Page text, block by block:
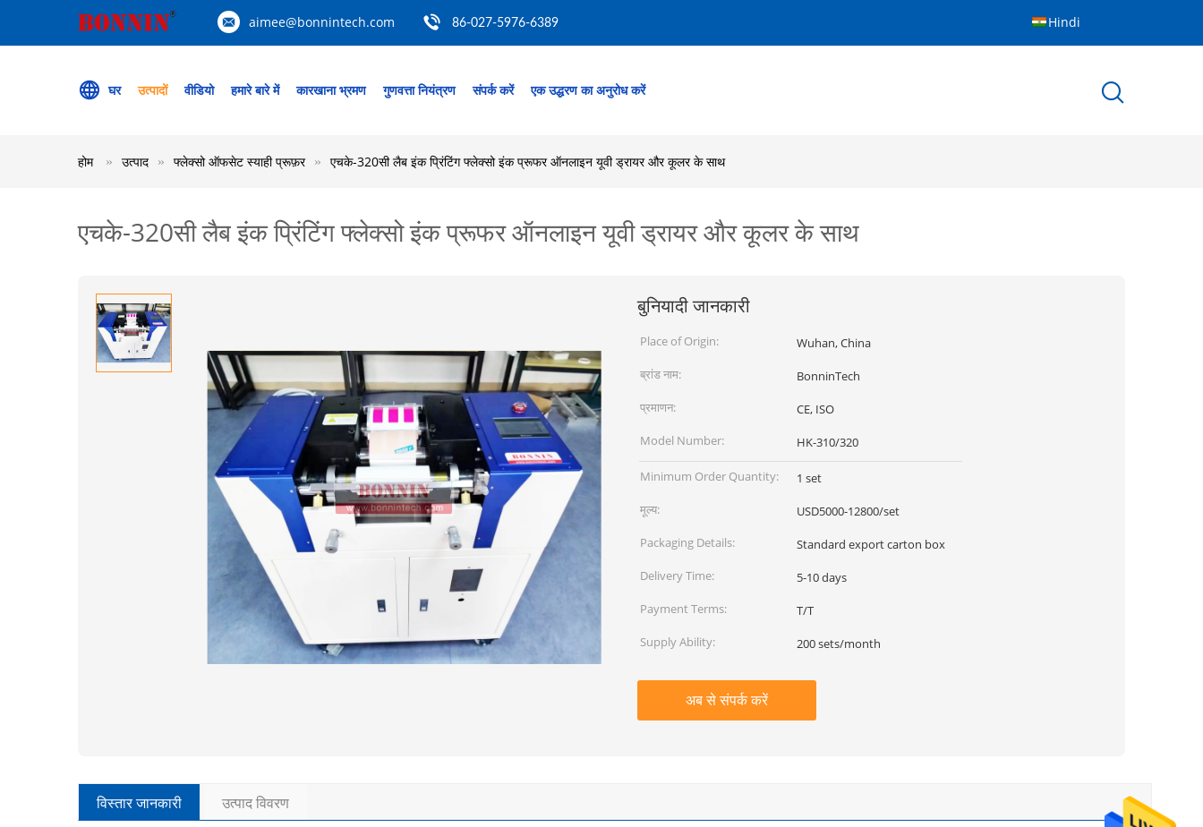
aimee@bonnintech.com 86-027-5976-6389 Hindi
घर उत्पादों वीडियो हमारे बारे में कारखाना भ्रमण गुणवत्ता नियंत्रण संपर्क करें एक उद्धरण का अनुरोध करें
होम उत्पाद फ्लेक्सो ऑफसेट स्याही प्रूफ़र एचके-320सी लैब इंक प्रिंटिंग फ्लेक्सो इंक प्रूफर ऑनलाइन यूवी ड्रायर और कूलर के साथ
एचके-320सी लैब इंक प्रिंटिंग फ्लेक्सो इंक प्रूफर ऑनलाइन यूवी ड्रायर और कूलर के साथ
बुनियादी जानकारी
Place of Origin:
Wuhan, China
ब्रांड नाम:
BonninTech
प्रमाणन:
CE, ISO
Model Number:
HK-310/320
Minimum Order Quantity:
1 set
मूल्य:
USD5000-12800/set
Packaging Details:
Standard export carton box
Delivery Time:
5-10 days
Payment Terms:
T/T
Supply Ability:
200 sets/month
अब से संपर्क करें
विस्तार जानकारी उत्पाद विवरण